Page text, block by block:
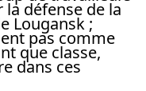
défense de la
Lougansk ;
pas comme
que classe,
dans ces